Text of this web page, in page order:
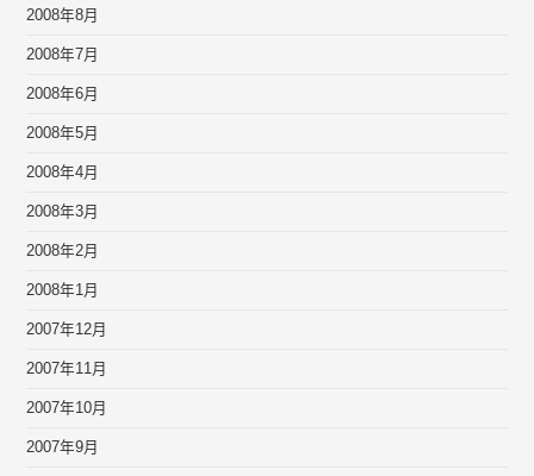
2008年8月
2008年7月
2008年6月
2008年5月
2008年4月
2008年3月
2008年2月
2008年1月
2007年12月
2007年11月
2007年10月
2007年9月